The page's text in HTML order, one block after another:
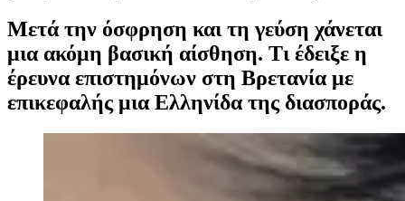
Μετά την όσφρηση και τη γεύση χάνεται
μια ακόμη βασική αίσθηση. Τι έδειξε η
έρευνα επιστημόνων στη Βρετανία με
επικεφαλής μια Ελληνίδα της διασποράς.